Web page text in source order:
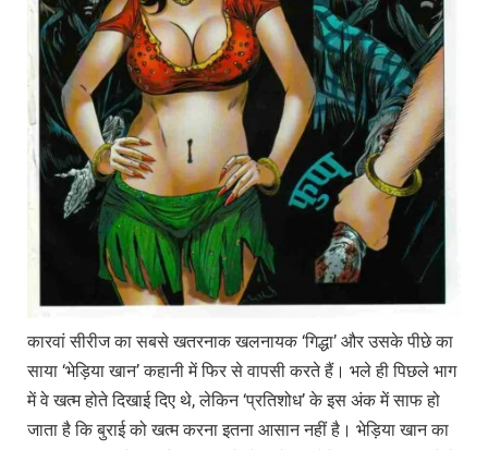
कारवां सीरीज का सबसे खतरनाक खलनायक ‘गिद्धा’ और उसके पीछे का
साया ‘भेड़िया खान’ कहानी में फिर से वापसी करते हैं। भले ही पिछले भाग
में वे खत्म होते दिखाई दिए थे, लेकिन ‘प्रतिशोध’ के इस अंक में साफ हो
जाता है कि बुराई को खत्म करना इतना आसान नहीं है। भेड़िया खान का